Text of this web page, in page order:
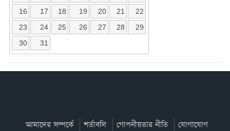
16
17 18 19 20 21
22
23
24 25 26 27 28
29
30
31
আমাদের সম্পর্কে শর্তাবলি গোপনীয়তার নীতি যোগাযোগ